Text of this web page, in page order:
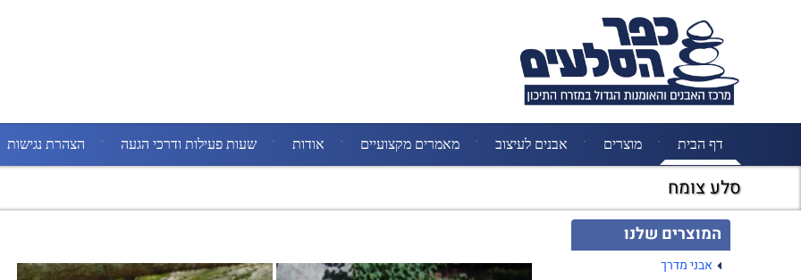
דף הבית מוצרים אבנים לעיצוב מאמרים מקצועיים אודות שעות פעילות ודרכי הגעה הצהרת נגישות
סלע צומח
המוצרים שלנו
אבני מדרך